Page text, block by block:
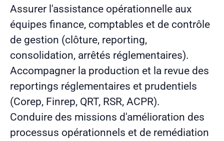
Assurer l'assistance opérationnelle aux
équipes finance, comptables et de contrôle
de gestion (clôture, reporting,
consolidation, arrêtés réglementaires).
Accompagner la production et la revue des
reportings réglementaires et prudentiels
(Corep, Finrep, QRT, RSR, ACPR).
Conduire des missions d'amélioration des
processus opérationnels et de remédiation